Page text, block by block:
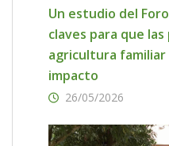
Un estudio del
claves para que
agricultura
impacto
26/05/2026